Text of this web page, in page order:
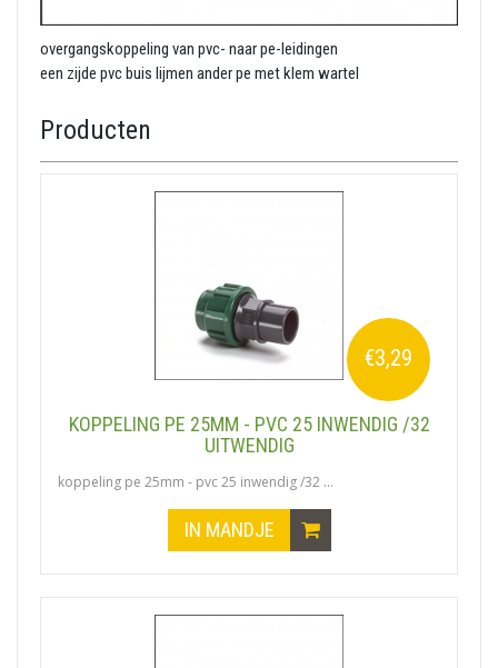
overgangskoppeling van pvc- naar pe-leidingen
een zijde pvc buis lijmen ander pe met klem wartel
Producten
€3,29
KOPPELING PE 25MM - PVC 25 INWENDIG /32
UITWENDIG
koppeling pe 25mm - pvc 25 inwendig /32 ...
IN MANDJE